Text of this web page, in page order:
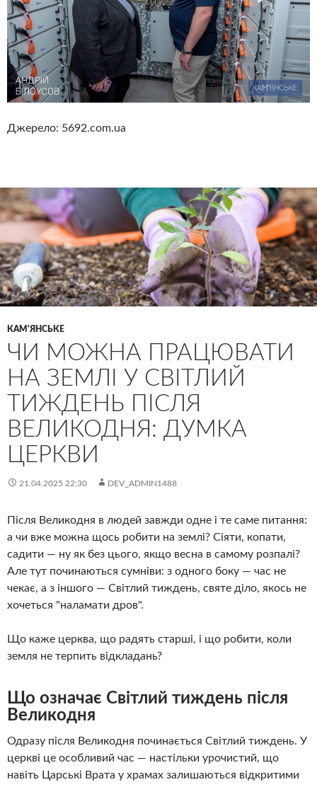
Джерело: 5692.com.ua
КАМ'ЯНСЬКЕ
ЧИ МОЖНА ПРАЦЮВАТИ
НА ЗЕМЛІ У СВІТЛИЙ
ТИЖДЕНЬ ПІСЛЯ
ВЕЛИКОДНЯ: ДУМКА
ЦЕРКВИ
21.04.2025 22:30 DEV_ADMIN1488
Після Великодня в людей завжди одне і те саме питання:
а чи вже можна щось робити на землі? Сіяти, копати,
садити — ну як без цього, якщо весна в самому розпалі?
Але тут починаються сумніви: з одного боку — час не
чекає, а з іншого — Світлий тиждень, святе діло, якось не
хочеться "наламати дров".
Що каже церква, що радять старші, і що робити, коли
земля не терпить відкладань?
Що означає Світлий тиждень після
Великодня
Одразу після Великодня починається Світлий тиждень. У
церкві це особливий час — настільки урочистий, що
навіть Царські Врата у храмах залишаються відкритими